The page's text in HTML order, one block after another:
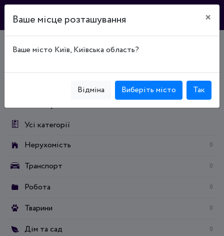
Дошка оголошень
Землі житлової та громадської забудови
Усі категорії
Нерухомість
0
Транспорт 0
Робота 0
Тварини 0
Дім та сад 0
Ваше місце розташування ×
Ваше місто Київ, Київська область?
Відміна Виберіть місто Так